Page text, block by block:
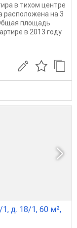
в тихом центре
pacпoлoжeна нa 3
плoщадь
в 2013 гoду
д. 18/1, 60 м²,